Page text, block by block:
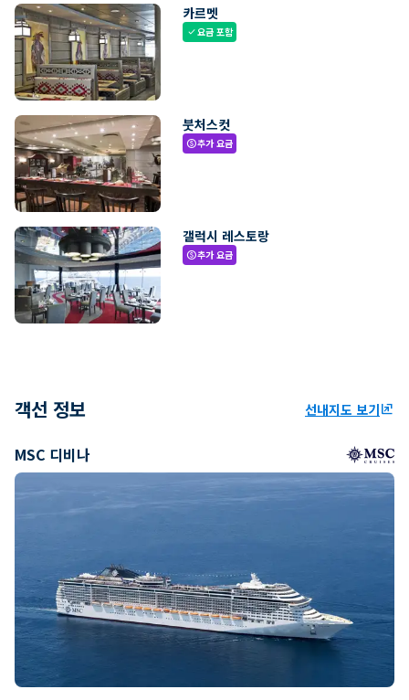
카르멧
check요금 포함
붓처스컷
paid추가 요금
갤럭시 레스토랑
paid추가 요금
객선 정보 선내지도 보기ungroup
MSC 디비나